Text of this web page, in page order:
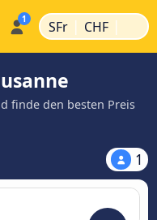
SFr | CHF |
finde den besten Preis
1